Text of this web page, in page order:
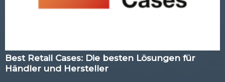
Best Retail Cases: Die besten Lösungen für
Händler und Hersteller